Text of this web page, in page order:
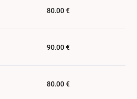
80.00 €
90.00 €
80.00 €